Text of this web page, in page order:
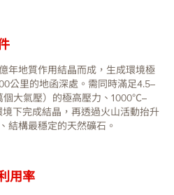
年地質作用結晶而成，生成環境極
公里的地函深處。需同時滿足4.5–
個大氣壓）的極高壓力、1000℃–
下完成結晶，再透過火山活動抬升
結構最穩定的天然礦石。
用率